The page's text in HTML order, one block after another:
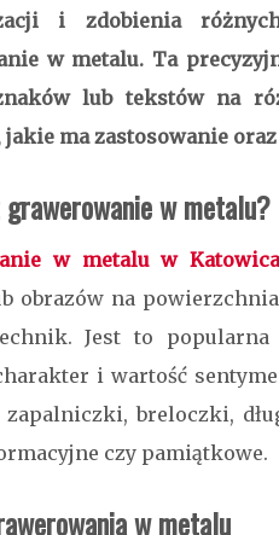
i zdobienia
w metalu. Ta
lub tekstów na
jakie ma zastosowanie
w metalu?
w metalu w
obrazów na
Jest to
i wartość
breloczki,
czy pamiątkowe.
w metalu